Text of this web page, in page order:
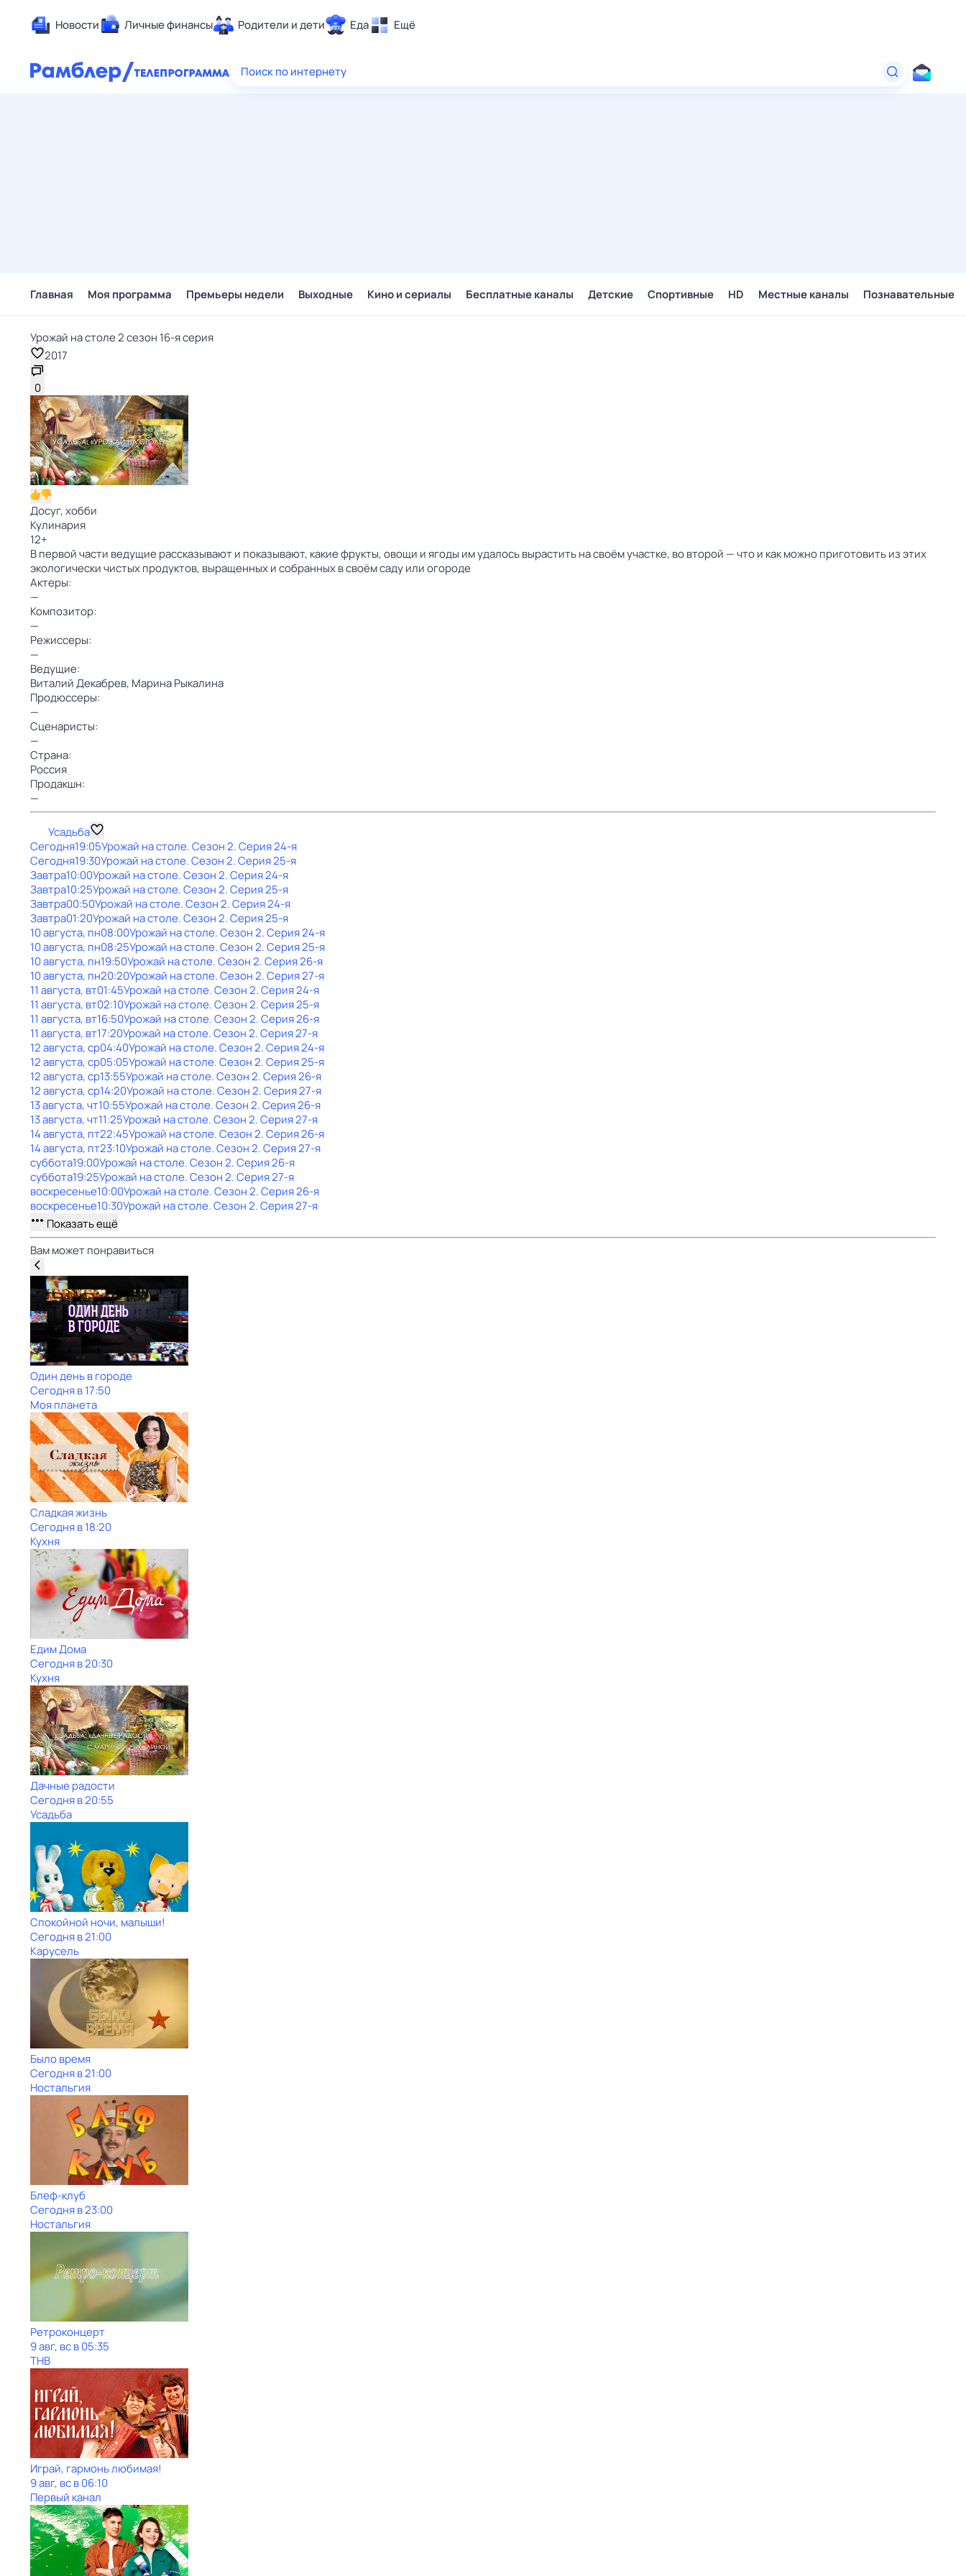
Новости Личные финансы Родители и дети Еда Ещё
Здоровье
Поиск по интернету
Главная Моя программа Премьеры недели Выходные Кино и сериалы Бесплатные каналы Детские Спортивные HD Местные каналы Познавательные
Урожай на столе 2 сезон 16-я серия
2017
0
Досуг, хобби
Кулинария
12+
В первой части ведущие рассказывают и показывают, какие фрукты, овощи и ягоды им удалось вырастить на своём участке, во второй — что и как можно приготовить из этих
экологически чистых продуктов, выращенных и собранных в своём саду или огороде
Актеры:
—
Композитор:
—
Режиссеры:
—
Ведущие:
Виталий Декабрев, Марина Рыкалина
Продюссеры:
—
Сценаристы:
—
Страна:
Россия
Продакшн:
—
Усадьба
Сегодня19:05Урожай на столе. Сезон 2. Серия 24-я
Сегодня19:30Урожай на столе. Сезон 2. Серия 25-я
Завтра10:00Урожай на столе. Сезон 2. Серия 24-я
Завтра10:25Урожай на столе. Сезон 2. Серия 25-я
Завтра00:50Урожай на столе. Сезон 2. Серия 24-я
Завтра01:20Урожай на столе. Сезон 2. Серия 25-я
10 августа, пн08:00Урожай на столе. Сезон 2. Серия 24-я
10 августа, пн08:25Урожай на столе. Сезон 2. Серия 25-я
10 августа, пн19:50Урожай на столе. Сезон 2. Серия 26-я
10 августа, пн20:20Урожай на столе. Сезон 2. Серия 27-я
11 августа, вт01:45Урожай на столе. Сезон 2. Серия 24-я
11 августа, вт02:10Урожай на столе. Сезон 2. Серия 25-я
11 августа, вт16:50Урожай на столе. Сезон 2. Серия 26-я
11 августа, вт17:20Урожай на столе. Сезон 2. Серия 27-я
12 августа, ср04:40Урожай на столе. Сезон 2. Серия 24-я
12 августа, ср05:05Урожай на столе. Сезон 2. Серия 25-я
12 августа, ср13:55Урожай на столе. Сезон 2. Серия 26-я
12 августа, ср14:20Урожай на столе. Сезон 2. Серия 27-я
13 августа, чт10:55Урожай на столе. Сезон 2. Серия 26-я
13 августа, чт11:25Урожай на столе. Сезон 2. Серия 27-я
14 августа, пт22:45Урожай на столе. Сезон 2. Серия 26-я
14 августа, пт23:10Урожай на столе. Сезон 2. Серия 27-я
суббота19:00Урожай на столе. Сезон 2. Серия 26-я
суббота19:25Урожай на столе. Сезон 2. Серия 27-я
воскресенье10:00Урожай на столе. Сезон 2. Серия 26-я
воскресенье10:30Урожай на столе. Сезон 2. Серия 27-я
Показать ещё
Вам может понравиться
Один день в городе
Сегодня в 17:50
Моя планета
Сладкая жизнь
Сегодня в 18:20
Кухня
Едим Дома
Сегодня в 20:30
Кухня
Дачные радости
Сегодня в 20:55
Усадьба
Спокойной ночи, малыши!
Сегодня в 21:00
Карусель
Было время
Сегодня в 21:00
Ностальгия
Блеф-клуб
Сегодня в 23:00
Ностальгия
Ретроконцерт
9 авг, вс в 05:35
ТНВ
Играй, гармонь любимая!
9 авг, вс в 06:10
Первый канал